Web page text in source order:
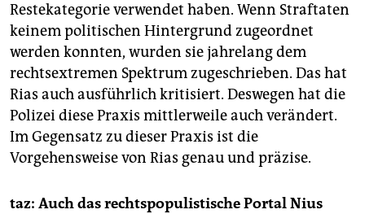
Restekategorie verwendet haben. Wenn Straftaten
keinem politischen Hintergrund zugeordnet
werden konnten, wurden sie jahrelang dem
rechtsextremen Spektrum zugeschrieben. Das hat
Rias auch ausführlich kritisiert. Deswegen hat die
Polizei diese Praxis mittlerweile auch verändert.
Im Gegensatz zu dieser Praxis ist die
Vorgehensweise von Rias genau und präzise.
taz: Auch das rechtspopulistische Portal Nius